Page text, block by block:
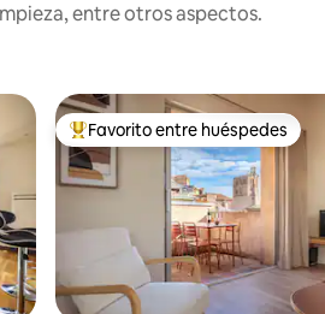
entre otros aspectos.
De los mejores en Favorito entre
Favorito entre huéspedes